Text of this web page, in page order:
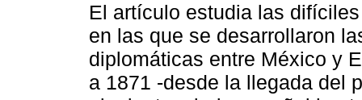
El artículo estudia las
en las que se desarrollaron
diplomáticas entre México y
a 1871 -desde la llegada del